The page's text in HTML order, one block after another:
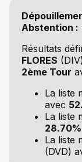
Abstention :
Résultats
FLORES
2ème Tour
La liste
avec
La liste
28.70%
La liste
(DVD)